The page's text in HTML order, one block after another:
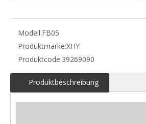
Modell:FB05
Produktmarke:XHY
Produktcode:39269090
Produktbeschreibung